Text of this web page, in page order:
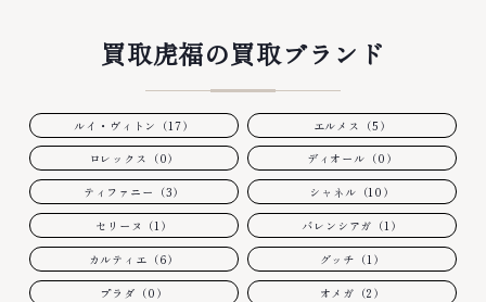
買取虎福の買取ブランド
ルイ・ヴィトン（17） エルメス（5）
ロレックス（0） ディオール（0）
ティファニー（3） シャネル（10）
セリーヌ（1） バレンシアガ（1）
カルティエ（6） グッチ（1）
プラダ（0） オメガ（2）